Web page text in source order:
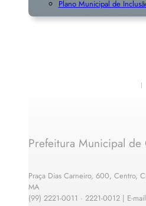
Conselho Tutelar
Lei 2.156/2014 – Obriga
Legislações que
Decreto Nota Fiscal
Lei que regulamenta
Plano Diretor (download)
Plano Municipal de Inclusã